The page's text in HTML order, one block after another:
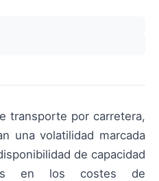
transporte por carretera,
una volatilidad marcada
de capacidad
en los costes de